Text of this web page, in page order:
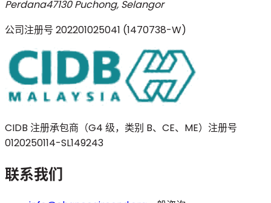
Perdana47130 Puchong, Selangor
公司注册号 202201025041 (1470738-W)
CIDB 注册承包商（G4 级，类别 B、CE、ME） 注册号
0120250114-SL149243
联系我们